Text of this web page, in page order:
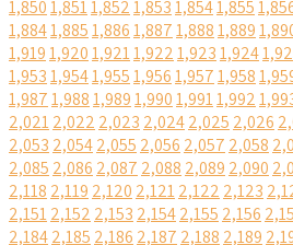
1,8501,8511,8521,8531,8541,855
1,8841,8851,8861,8871,8881,889
1,9191,9201,9211,9221,9231,924
1,9531,9541,9551,9561,9571,958
1,9871,9881,9891,9901,9911,992
2,0212,022 2,023 2,0242,025 2,026
2,053 2,0542,055 2,056 2,057 2,058
2,085 2,086 2,087 2,088 2,089 2,090
2,118 2,119 2,120 2,1212,122 2,123
2,1512,152 2,153 2,1542,155 2,156
2,1842,185 2,186 2,187 2,188 2,189